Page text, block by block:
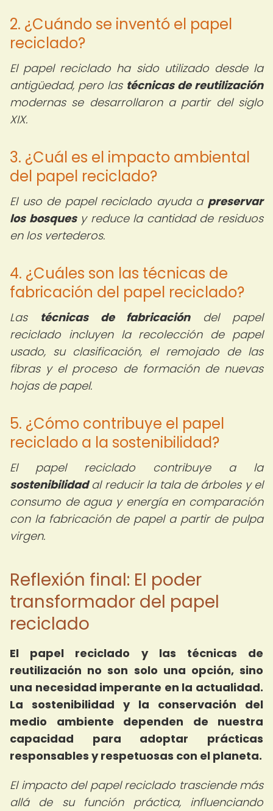
2. ¿Cuándo se inventó el papel
reciclado?
El papel reciclado ha sido utilizado desde la
antigüedad, pero las técnicas de reutilización
modernas se desarrollaron a partir del siglo
XIX.
3. ¿Cuál es el impacto ambiental
del papel reciclado?
El uso de papel reciclado ayuda a preservar
los bosquesy reduce la cantidad de residuos
en los vertederos.
4. ¿Cuáles son las técnicas de
fabricación del papel reciclado?
Las técnicas de fabricacióndel papel
reciclado incluyen la recolección de papel
usado, su clasificación, el remojado de las
fibras y el proceso de formación de nuevas
hojas de papel.
5. ¿Cómo contribuye el papel
reciclado a la sostenibilidad?
El papel reciclado contribuye a la
sostenibilidadal reducir la tala de árboles y el
consumo de agua y energía en comparación
con la fabricación de papel a partir de pulpa
virgen.
Reflexión final: El poder
transformador del papel
reciclado
El papel reciclado y las técnicas de
reutilización no son solo una opción, sino
una necesidad imperante en la actualidad.
La sostenibilidad y la conservación del
medio ambiente dependen de nuestra
capacidad para adoptar prácticas
responsables y respetuosas con el planeta.
El impacto del papel reciclado trasciende más
allá de su función práctica, influenciando